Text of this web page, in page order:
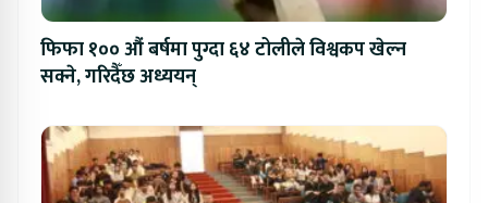
फिफा १०० औं बर्षमा पुग्दा ६४ टोलीले विश्वकप खेल्न
सक्ने, गरिदैँछ अध्ययन्